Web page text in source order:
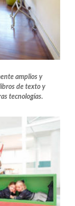
amplios y
de texto y
tecnologías.